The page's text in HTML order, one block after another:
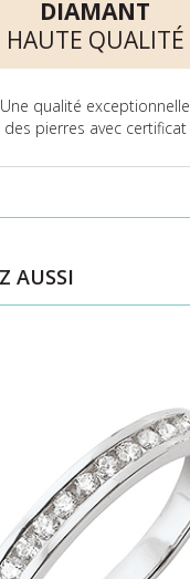
DIAMANT
HAUTE QUALITÉ
Une qualité exceptionnelle
des pierres avec certificat
AUSSI